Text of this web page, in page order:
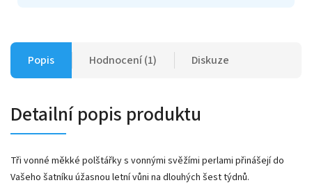
Popis Hodnocení (1) Diskuze
Detailní popis produktu
Tři vonné měkké polštářky s vonnými svěžími perlami přinášejí do
Vašeho šatníku úžasnou letní vůni na dlouhých šest týdnů.